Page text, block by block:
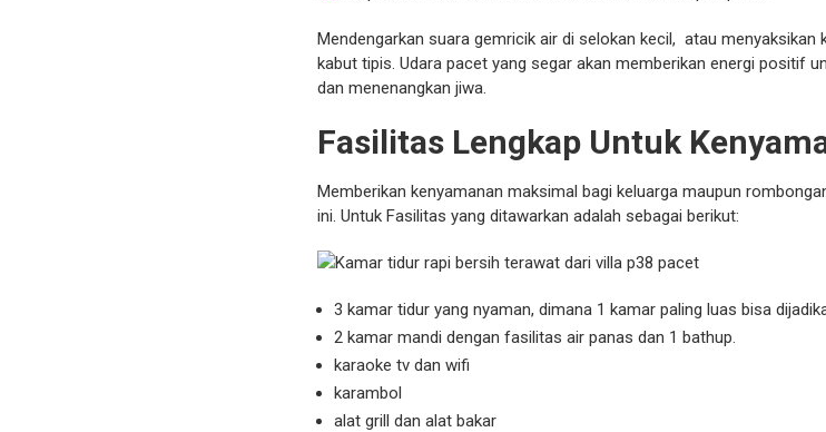
Mendengarkan suara gemricik air di selokan kecil, atau menyaksikan
kabut tipis. Udara pacet yang segar akan memberikan energi positif
dan menenangkan jiwa.
Fasilitas Lengkap Untuk
Memberikan kenyamanan maksimal bagi keluarga maupun
ini. Untuk Fasilitas yang ditawarkan adalah sebagai berikut:
3 kamar tidur yang nyaman, dimana 1 kamar paling luas bisa
2 kamar mandi dengan fasilitas air panas dan 1 bathup.
karaoke tv dan wifi
karambol
alat grill dan alat bakar